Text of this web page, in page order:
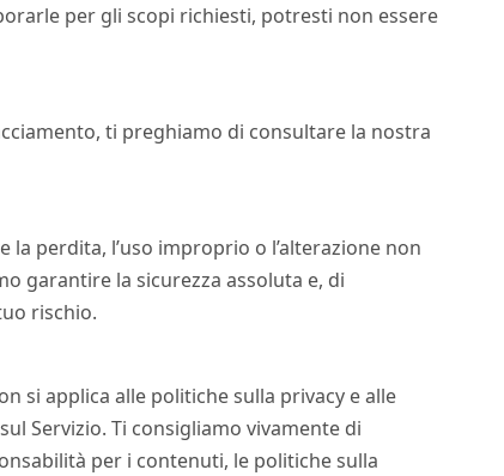
per gli scopi richiesti, potresti non essere
ti preghiamo di consultare la nostra
perdita, l’uso improprio o l’alterazione non
garantire la sicurezza assoluta e, di
rischio.
si applica alle politiche sulla privacy e alle
Servizio. Ti consigliamo vivamente di
per i contenuti, le politiche sulla